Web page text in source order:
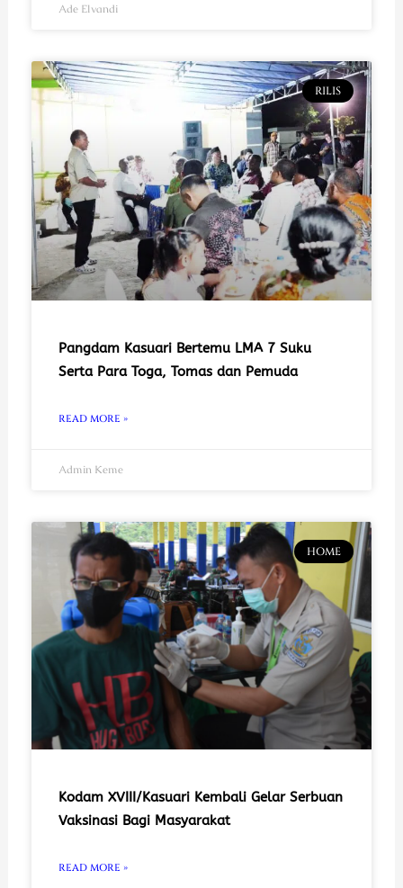
Ade Elvandi
RILIS
Pangdam Kasuari Bertemu LMA 7 Suku
Serta Para Toga, Tomas dan Pemuda
READ MORE »
Admin Keme
HOME
Kodam XVIII/Kasuari Kembali Gelar Serbuan
Vaksinasi Bagi Masyarakat
READ MORE »